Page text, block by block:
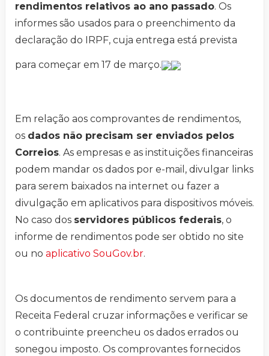
rendimentos relativos ao ano passado. Os
informes são usados para o preenchimento da
declaração do IRPF, cuja entrega está prevista
para começar em 17 de março.
Em relação aos comprovantes de rendimentos,
os dados não precisam ser enviados pelos
Correios. As empresas e as instituições financeiras
podem mandar os dados por e-mail, divulgar links
para serem baixados na internet ou fazer a
divulgação em aplicativos para dispositivos móveis.
No caso dos servidores públicos federais, o
informe de rendimentos pode ser obtido no site
ou no aplicativo SouGov.br.
Os documentos de rendimento servem para a
Receita Federal cruzar informações e verificar se
o contribuinte preencheu os dados errados ou
sonegou imposto. Os comprovantes fornecidos